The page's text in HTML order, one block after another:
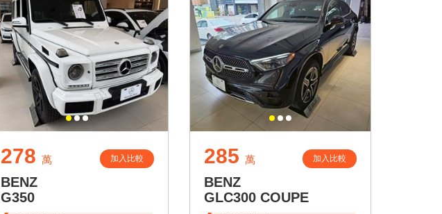
278 萬 加入比較
BENZ
G350
285 萬 加入比較
BENZ
GLC300 COUPE